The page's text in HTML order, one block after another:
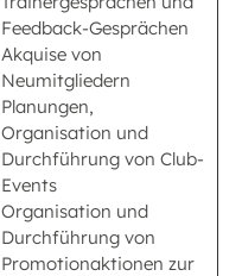
Feedback-Gesprächen
Akquise von
Neumitgliedern
Planungen,
Organisation und
Durchführung von Club-
Events
Organisation und
Durchführung von
Promotionaktionen zur